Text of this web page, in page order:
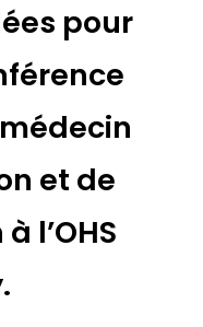
pour
et de
l’OHS